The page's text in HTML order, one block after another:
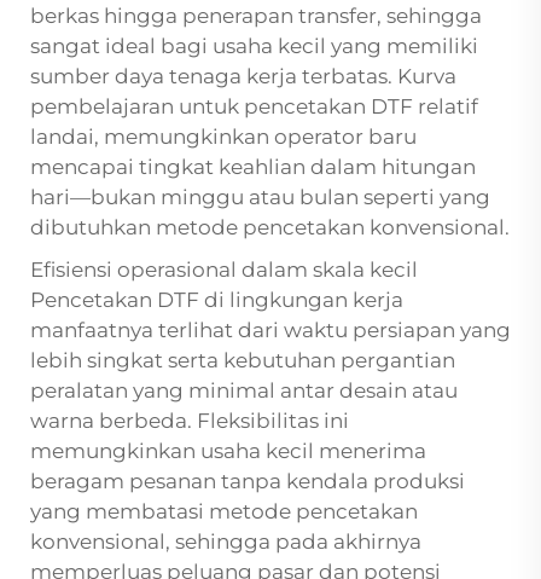
berkas hingga penerapan transfer, sehingga
sangat ideal bagi usaha kecil yang memiliki
sumber daya tenaga kerja terbatas. Kurva
pembelajaran untuk pencetakan DTF relatif
landai, memungkinkan operator baru
mencapai tingkat keahlian dalam hitungan
hari—bukan minggu atau bulan seperti yang
dibutuhkan metode pencetakan konvensional.
Efisiensi operasional dalam skala kecil
Pencetakan DTF di lingkungan kerja
manfaatnya terlihat dari waktu persiapan yang
lebih singkat serta kebutuhan pergantian
peralatan yang minimal antar desain atau
warna berbeda. Fleksibilitas ini
memungkinkan usaha kecil menerima
beragam pesanan tanpa kendala produksi
yang membatasi metode pencetakan
konvensional, sehingga pada akhirnya
memperluas peluang pasar dan potensi